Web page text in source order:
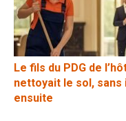
Le fils du PDG de
nettoyait le sol, sans
ensuite